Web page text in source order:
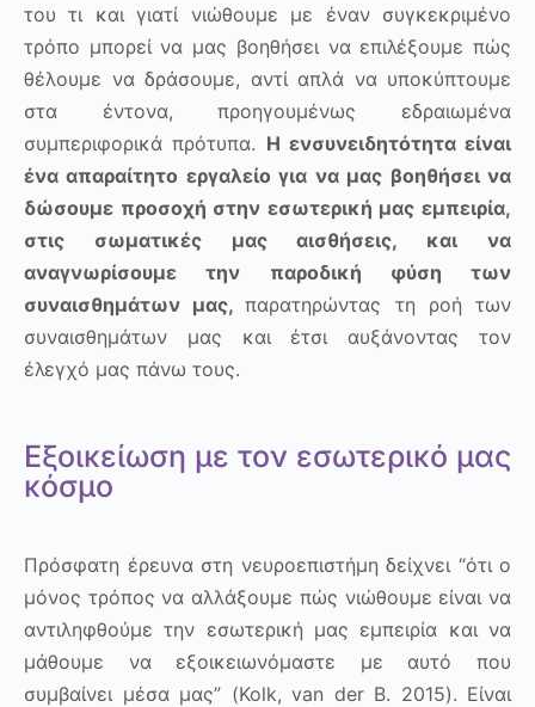
του τι και γιατί νιώθουμε με έναν συγκεκριμένο
τρόπο μπορεί να μας βοηθήσει να επιλέξουμε πώς
θέλουμε να δράσουμε, αντί απλά να υποκύπτουμε
στα έντονα, προηγουμένως εδραιωμένα
συμπεριφορικά πρότυπα. Η ενσυνειδητότητα είναι
ένα απαραίτητο εργαλείο για να μας βοηθήσει να
δώσουμε προσοχή στην εσωτερική μας εμπειρία,
στις σωματικές μας αισθήσεις, και να
αναγνωρίσουμε την παροδική φύση των
συναισθημάτων μας,παρατηρώντας τη ροή των
συναισθημάτων μας και έτσι αυξάνοντας τον
έλεγχό μας πάνω τους.
Εξοικείωση με τον εσωτερικό μας
κόσμο
Πρόσφατη έρευνα στη νευροεπιστήμη δείχνει “ότι ο
μόνος τρόπος να αλλάξουμε πώς νιώθουμε είναι να
αντιληφθούμε την εσωτερική μας εμπειρία και να
μάθουμε να εξοικειωνόμαστε με αυτό που
συμβαίνει μέσα μας” (Kolk, van der B. 2015). Είναι